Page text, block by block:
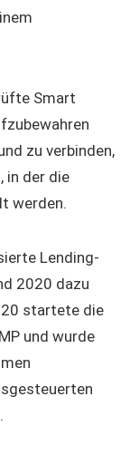
Smart
zu verbinden,
in der die
werden.
Lending-
2020 dazu
startete die
und wurde